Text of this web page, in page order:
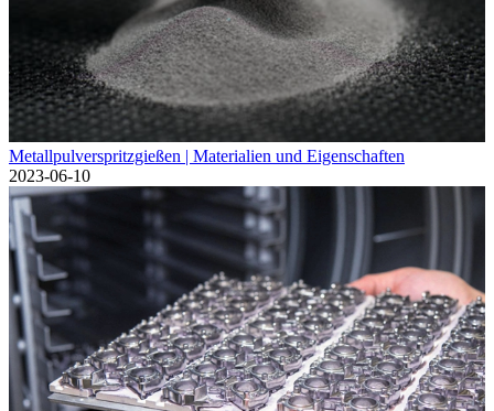
Metallpulverspritzgießen | Materialien und Eigenschaften
2023-06-10